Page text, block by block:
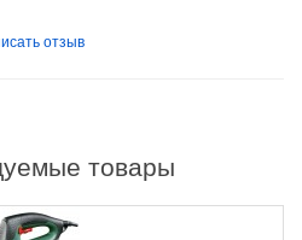
отзыв
товары